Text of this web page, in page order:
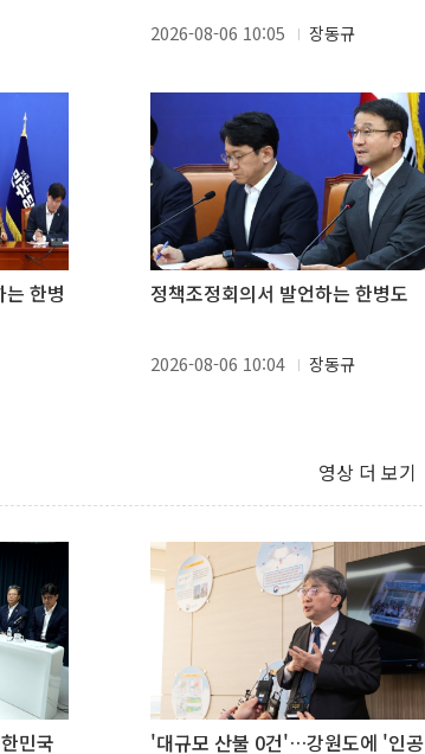
2026-08-06 10:05 장동규
한병 정책조정회의서 발언하는 한병도
2026-08-06 10:04 장동규
영상 더 보기
민국 '대규모 산불 0건'…강원도에 '인공